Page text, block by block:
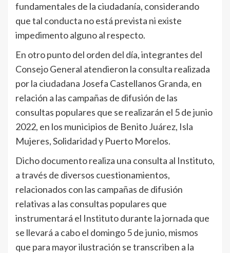
fundamentales de la ciudadanía, considerando
que tal conducta no está prevista ni existe
impedimento alguno al respecto.
En otro punto del orden del día, integrantes del
Consejo General atendieron la consulta realizada
por la ciudadana Josefa Castellanos Granda, en
relación a las campañas de difusión de las
consultas populares que se realizarán el 5 de junio
2022, en los municipios de Benito Juárez, Isla
Mujeres, Solidaridad y Puerto Morelos.
Dicho documento realiza una consulta al Instituto,
a través de diversos cuestionamientos,
relacionados con las campañas de difusión
relativas a las consultas populares que
instrumentará el Instituto durante la jornada que
se llevará a cabo el domingo 5 de junio, mismos
que para mayor ilustración se transcriben a la